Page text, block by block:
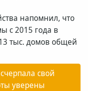
напомнил, что
с 2015 года в
тыс. домов общей
свой
уверены